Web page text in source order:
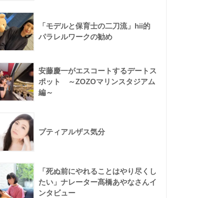
「モデルと保育士の二刀流」hii的
パラレルワークの勧め
安藤慶一がエスコートするデートス
ポット ～ZOZOマリンスタジアム
編～
プティアルザス気分
「死ぬ前にやれることはやり尽くし
たい」ナレーター髙橋あやなさんイ
ンタビュー